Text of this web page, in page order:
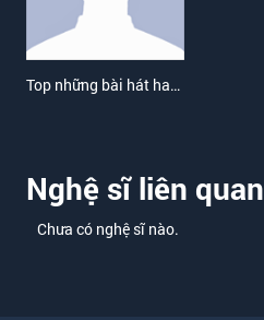
Top những bài hát hay nhất của Bích Ngọc
Nghệ sĩ liên quan
Chưa có nghệ sĩ nào.